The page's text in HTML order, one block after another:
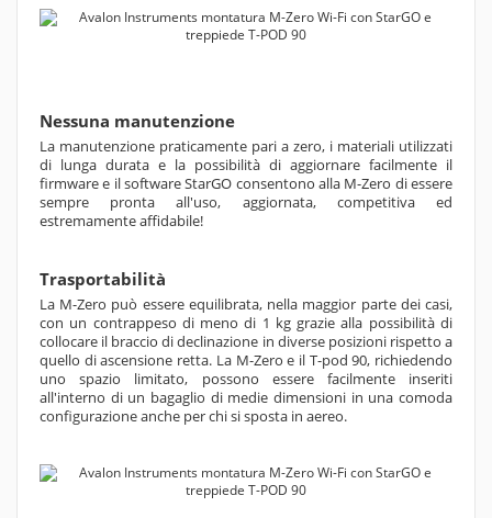
Nessuna manutenzione
La manutenzione praticamente pari a zero, i materiali utilizzati
di lunga durata e la possibilità di aggiornare facilmente il
firmware e il software StarGO consentono alla M-Zero di essere
sempre pronta all'uso, aggiornata, competitiva ed
estremamente affidabile!
Trasportabilità
La M-Zero può essere equilibrata, nella maggior parte dei casi,
con un contrappeso di meno di 1 kg grazie alla possibilità di
collocare il braccio di declinazione in diverse posizioni rispetto a
quello di ascensione retta. La M-Zero e il T-pod 90, richiedendo
uno spazio limitato, possono essere facilmente inseriti
all'interno di un bagaglio di medie dimensioni in una comoda
configurazione anche per chi si sposta in aereo.